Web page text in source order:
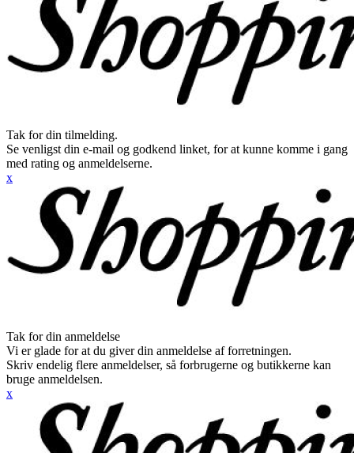
Tak for din tilmelding.
Se venligst din e-mail og godkend linket, for at kunne komme i gang
med rating og anmeldelserne.
x
Tak for din anmeldelse
Vi er glade for at du giver din anmeldelse af forretningen.
Skriv endelig flere anmeldelser, så forbrugerne og butikkerne kan
bruge anmeldelsen.
x